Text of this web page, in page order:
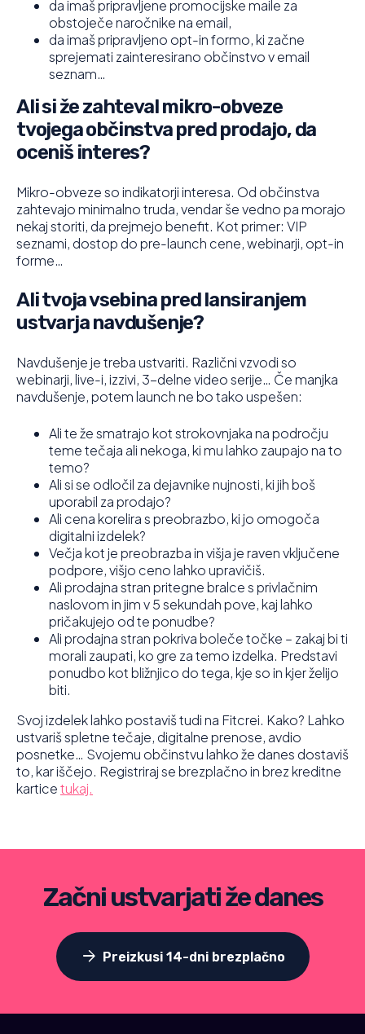
da imaš pripravljene promocijske maile za
obstoječe naročnike na email,
da imaš pripravljeno opt-in formo, ki začne
sprejemati zainteresirano občinstvo v email
seznam…
Ali si že zahteval mikro-obveze
tvojega občinstva pred prodajo, da
oceniš interes?
Mikro-obveze so indikatorji interesa. Od občinstva
zahtevajo minimalno truda, vendar še vedno pa morajo
nekaj storiti, da prejmejo benefit. Kot primer: VIP
seznami, dostop do pre-launch cene, webinarji, opt-in
forme…
Ali tvoja vsebina pred lansiranjem
ustvarja navdušenje?
Navdušenje je treba ustvariti. Različni vzvodi so
webinarji, live-i, izzivi, 3-delne video serije… Če manjka
navdušenje, potem launch ne bo tako uspešen:
Ali te že smatrajo kot strokovnjaka na področju
teme tečaja ali nekoga, ki mu lahko zaupajo na to
temo?
Ali si se odločil za dejavnike nujnosti, ki jih boš
uporabil za prodajo?
Ali cena korelira s preobrazbo, ki jo omogoča
digitalni izdelek?
Večja kot je preobrazba in višja je raven vključene
podpore, višjo ceno lahko upravičiš.
Ali prodajna stran pritegne bralce s privlačnim
naslovom in jim v 5 sekundah pove, kaj lahko
pričakujejo od te ponudbe?
Ali prodajna stran pokriva boleče točke – zakaj bi ti
morali zaupati, ko gre za temo izdelka. Predstavi
ponudbo kot bližnjico do tega, kje so in kjer želijo
biti.
Svoj izdelek lahko postaviš tudi na Fitcrei. Kako? Lahko
ustvariš spletne tečaje, digitalne prenose, avdio
posnetke… Svojemu občinstvu lahko že danes dostaviš
to, kar iščejo. Registriraj se brezplačno in brez kreditne
karticetukaj.
Začni ustvarjati že danes
arrow_forward Preizkusi 14-dni brezplačno